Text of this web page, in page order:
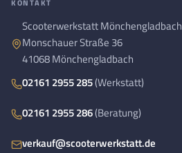
KONTAKT
Scooterwerkstatt Mönchengladbach
Monschauer Straße 36
41068 Mönchengladbach
02161 2955 285(Werkstatt)
02161 2955 286(Beratung)
verkauf@scooterwerkstatt.de